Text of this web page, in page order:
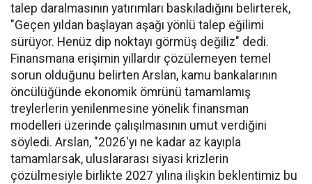
talep daralmasının yatırımları baskıladığını belirterek,
"Geçen yıldan başlayan aşağı yönlü talep eğilimi
sürüyor. Henüz dip nok­tayı görmüş değiliz" dedi.
Finans­mana erişimin yıllardır çözüle­meyen temel
sorun olduğunu be­lirten Arslan, kamu bankalarının
öncülüğünde ekonomik ömrü­nü tamamlamış
treylerlerin ye­nilenmesine yönelik finansman
modelleri üzerinde çalışılması­nın umut verdiğini
söyledi. Ars­lan, "2026'yı ne kadar az kayıpla
tamamlarsak, uluslararası siya­si krizlerin
çözülmesiyle birlik­te 2027 yılına ilişkin beklentimiz bu